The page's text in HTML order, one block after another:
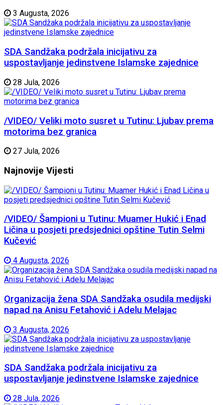
3 Augusta, 2026
SDA Sandžaka podržala inicijativu za
uspostavljanje jedinstvene Islamske zajednice
28 Jula, 2026
/VIDEO/ Veliki moto susret u Tutinu: Ljubav prema
motorima bez granica
27 Jula, 2026
Najnovije Vijesti
/VIDEO/ Šampioni u Tutinu: Muamer Hukić i Enad
Ličina u posjeti predsjednici opštine Tutin Selmi
Kučević
4 Augusta, 2026
Organizacija žena SDA Sandžaka osudila medijski
napad na Anisu Fetahović i Adelu Melajac
3 Augusta, 2026
SDA Sandžaka podržala inicijativu za
uspostavljanje jedinstvene Islamske zajednice
28 Jula, 2026